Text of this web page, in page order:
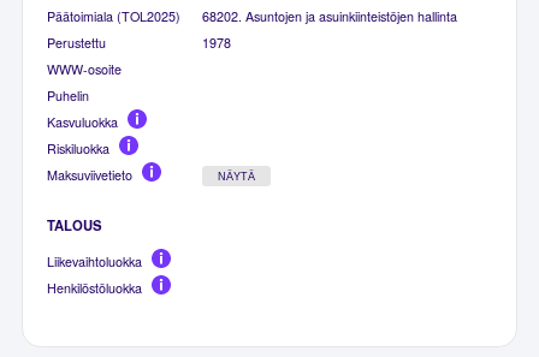
Päätoimiala (TOL2025)
68202. Asuntojen ja asuinkiinteistöjen hallinta
Perustettu
1978
WWW-osoite
Puhelin
Kasvuluokka
Riskiluokka
Maksuviivetieto
NÄYTÄ
TALOUS
Liikevaihtoluokka
Henkilöstöluokka